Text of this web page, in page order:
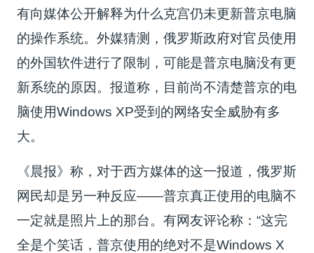
有向媒体公开解释为什么克宫仍未更新普京电脑
的操作系统。外媒猜测，俄罗斯政府对官员使用
的外国软件进行了限制，可能是普京电脑没有更
新系统的原因。报道称，目前尚不清楚普京的电
脑使用Windows XP受到的网络安全威胁有多
大。
《晨报》称，对于西方媒体的这一报道，俄罗斯
网民却是另一种反应——普京真正使用的电脑不
一定就是照片上的那台。有网友评论称：“这完
全是个笑话，普京使用的绝对不是Windows X